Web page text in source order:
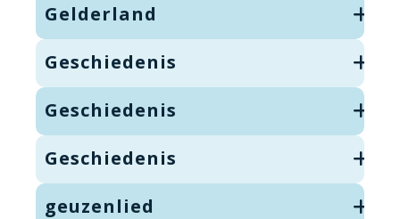
Gelderland
Geschiedenis
Geschiedenis
Geschiedenis
geuzenlied